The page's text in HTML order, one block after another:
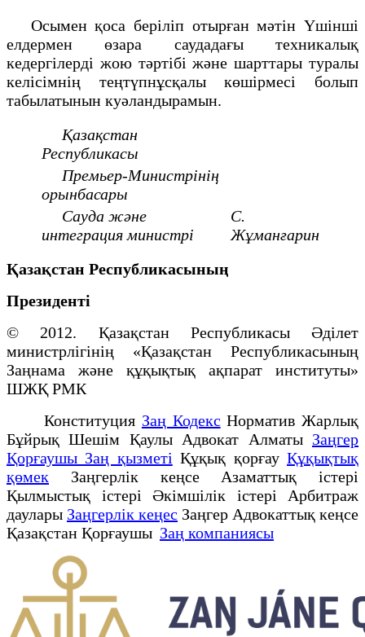
Осымен қоса беріліп отырған мәтін Үшінші
елдермен өзара саудадағы техникалық
кедергілерді жою тәртібі және шарттары туралы
келісімнің теңтүпнұсқалы көшірмесі болып
табылатынын куәландырамын.
Қазақстан
Республикасы
Премьер-Министрінің
орынбасары
Сауда және
интеграция министрі
С.
Жұманғарин
Қазақстан Республикасының
Президенті
© 2012. Қазақстан Республикасы Әділет
министрлігінің «Қазақстан Республикасының
Заңнама және құқықтық ақпарат институты»
ШЖҚ РМК
Конституция Заң Кодекс Норматив Жарлық
Бұйрық Шешім Қаулы Адвокат Алматы Заңгер
Қорғаушы Заң қызметі Құқық қорғауҚұқықтық
қөмек Заңгерлік кеңсе Азаматтық істері
Қылмыстық істері Әкімшілік істері Арбитраж
даулары Заңгерлік кеңес Заңгер Адвокаттық кеңсе
Қазақстан Қорғаушы Заң компаниясы